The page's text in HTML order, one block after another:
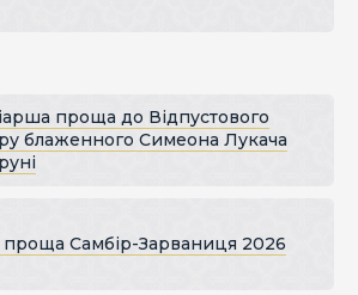
проща до Відпустового
блаженного Симеона Лукача
Самбір-Зарваниця 2026